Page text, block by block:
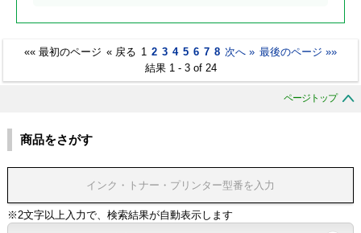
«« 最初のページ « 戻る 1 2 3 4 5 6 7 8 次へ » 最後のページ »»
結果 1 - 3 of 24
ページトップ
商品をさがす
※2文字以上入力で、検索結果が自動表示します